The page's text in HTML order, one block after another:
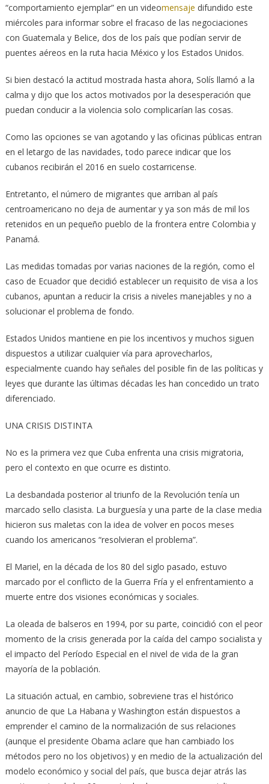
“comportamiento ejemplar” en un videomensaje difundido este
miércoles para informar sobre el fracaso de las negociaciones
con Guatemala y Belice, dos de los país que podían servir de
puentes aéreos en la ruta hacia México y los Estados Unidos.
Si bien destacó la actitud mostrada hasta ahora, Solís llamó a la
calma y dijo que los actos motivados por la desesperación que
puedan conducir a la violencia solo complicarían las cosas.
Como las opciones se van agotando y las oficinas públicas entran
en el letargo de las navidades, todo parece indicar que los
cubanos recibirán el 2016 en suelo costarricense.
Entretanto, el número de migrantes que arriban al país
centroamericano no deja de aumentar y ya son más de mil los
retenidos en un pequeño pueblo de la frontera entre Colombia y
Panamá.
Las medidas tomadas por varias naciones de la región, como el
caso de Ecuador que decidió establecer un requisito de visa a los
cubanos, apuntan a reducir la crisis a niveles manejables y no a
solucionar el problema de fondo.
Estados Unidos mantiene en pie los incentivos y muchos siguen
dispuestos a utilizar cualquier vía para aprovecharlos,
especialmente cuando hay señales del posible fin de las políticas y
leyes que durante las últimas décadas les han concedido un trato
diferenciado.
UNA CRISIS DISTINTA
No es la primera vez que Cuba enfrenta una crisis migratoria,
pero el contexto en que ocurre es distinto.
La desbandada posterior al triunfo de la Revolución tenía un
marcado sello clasista. La burguesía y una parte de la clase media
hicieron sus maletas con la idea de volver en pocos meses
cuando los americanos “resolvieran el problema”.
El Mariel, en la década de los 80 del siglo pasado, estuvo
marcado por el conflicto de la Guerra Fría y el enfrentamiento a
muerte entre dos visiones económicas y sociales.
La oleada de balseros en 1994, por su parte, coincidió con el peor
momento de la crisis generada por la caída del campo socialista y
el impacto del Período Especial en el nivel de vida de la gran
mayoría de la población.
La situación actual, en cambio, sobreviene tras el histórico
anuncio de que La Habana y Washington están dispuestos a
emprender el camino de la normalización de sus relaciones
(aunque el presidente Obama aclare que han cambiado los
métodos pero no los objetivos) y en medio de la actualización del
modelo económico y social del país, que busca dejar atrás las